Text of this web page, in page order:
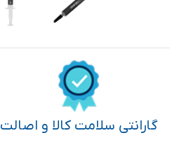
گارانتی سلامت کالا و اصالت